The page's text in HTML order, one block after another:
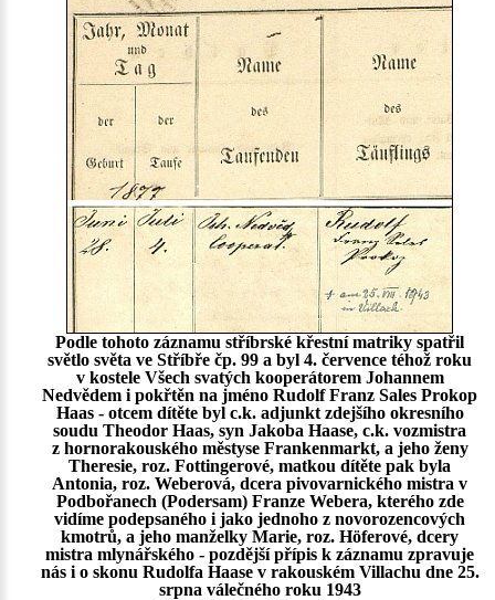
Podle tohoto záznamu stříbrské křestní matriky spatřil
světlo světa ve Stříbře čp. 99 a byl 4. července téhož roku
v kostele Všech svatých kooperátorem Johannem
Nedvědem i pokřtěn na jméno Rudolf Franz Sales Prokop
Haas - otcem dítěte byl c.k. adjunkt zdejšího okresního
soudu Theodor Haas, syn Jakoba Haase, c.k. vozmistra
z hornorakouského městyse Frankenmarkt, a jeho ženy
Theresie, roz. Fottingerové, matkou dítěte pak byla
Antonia, roz. Weberová, dcera pivovarnického mistra v
Podbořanech (Podersam) Franze Webera, kterého zde
vidíme podepsaného i jako jednoho z novorozencových
kmotrů, a jeho manželky Marie, roz. Höferové, dcery
mistra mlynářského - pozdější přípis k záznamu zpravuje
nás i o skonu Rudolfa Haase v rakouském Villachu dne 25.
srpna válečného roku 1943